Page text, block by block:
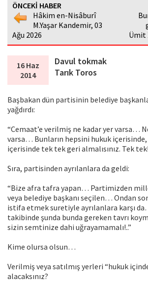
ÖNCEKİ HABER
Hâkim en-Nisâburî
M.Yaşar Kandemir, 03
Ağu 2026
Ümit
16 Haz
2014
Davul tokmak
Tarık Toros
Başbakan dün partisinin belediye
yağdırdı:
“Cemaat’e verilmiş ne kadar yer varsa…
varsa… Bunların hepsini hukuk
içerisinde tek tek geri almalısınız. Tek
Sıra, partisinden ayrılanlara da geldi:
“Bize afra tafra yapan… Partimizden
veya belediye başkanı seçilen… Ondan
istifa etmek suretiyle ayrılanlara karşı
takibinde şunda bunda gereken tavrı
sizin semtinize dahi uğrayamamalı!..”
Kime olursa olsun…
Verilmiş veya satılmış yerleri “hukuk
alacaksınız?